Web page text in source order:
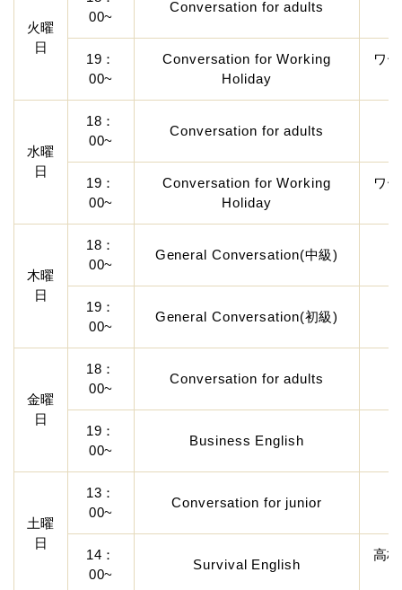
火曜
日
00~
Conversation for adults
19：
00~
Conversation for Working
Holiday
ワ
水曜
日
18：
00~
Conversation for adults
19：
00~
Conversation for Working
Holiday
ワ
木曜
日
18：
00~
General Conversation(中級)
19：
00~
General Conversation(初級)
金曜
日
18：
00~
Conversation for adults
19：
00~
Business English
土曜
日
13：
00~
Conversation for junior
14：
00~
Survival English
高